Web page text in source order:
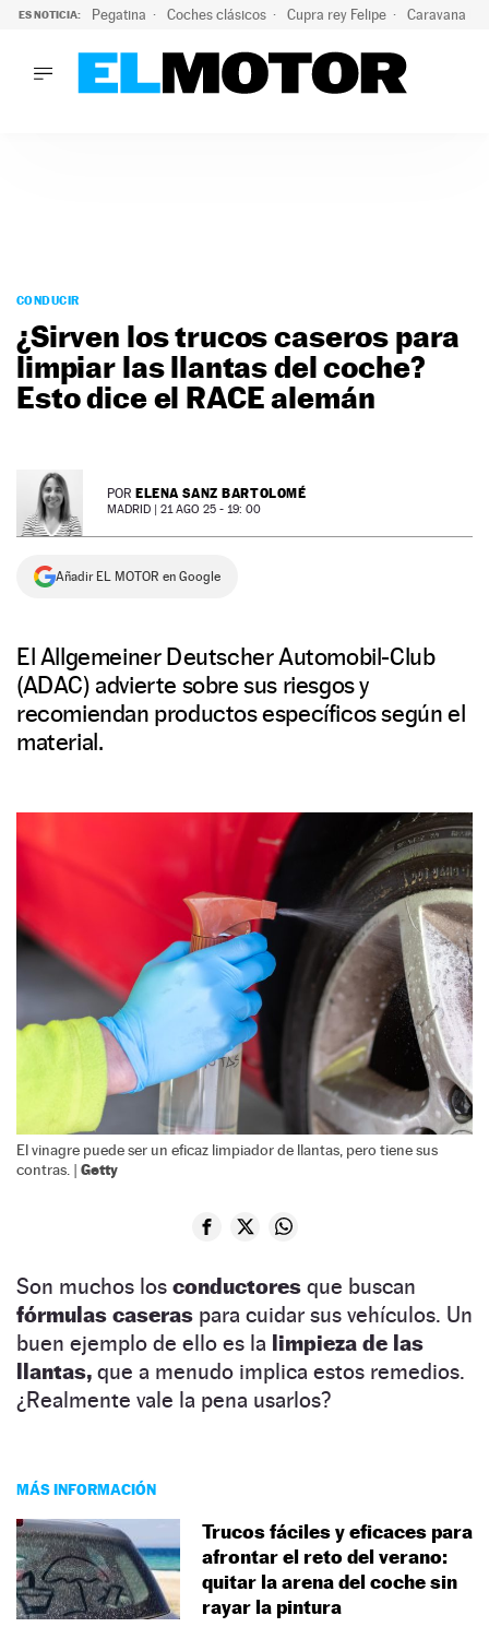
ES NOTICIA: Pegatina Coches clásicos Cupra rey Felipe Caravana
PODCAST
MOTOS
TECNOLOGÍA
SUPERCOCHES
SERVICIOS
NEWSLETTER
SÍGUENOS
CONDUCIR
¿Sirven los trucos caseros para
limpiar las llantas del coche?
Esto dice el RACE alemán
POR ELENA SANZ BARTOLOMÉ
MADRID | 21 AGO 25 - 19: 00
Añadir EL MOTOR en Google
El Allgemeiner Deutscher Automobil-Club
(ADAC) advierte sobre sus riesgos y
recomiendan productos específicos según el
material.
El vinagre puede ser un eficaz limpiador de llantas, pero tiene sus
contras. | Getty
Son muchos los conductores que buscan
fórmulas caseras para cuidar sus vehículos. Un
buen ejemplo de ello es la limpieza de las
llantas, que a menudo implica estos remedios.
¿Realmente vale la pena usarlos?
MÁS INFORMACIÓN
Trucos fáciles y eficaces para
afrontar el reto del verano:
quitar la arena del coche sin
rayar la pintura